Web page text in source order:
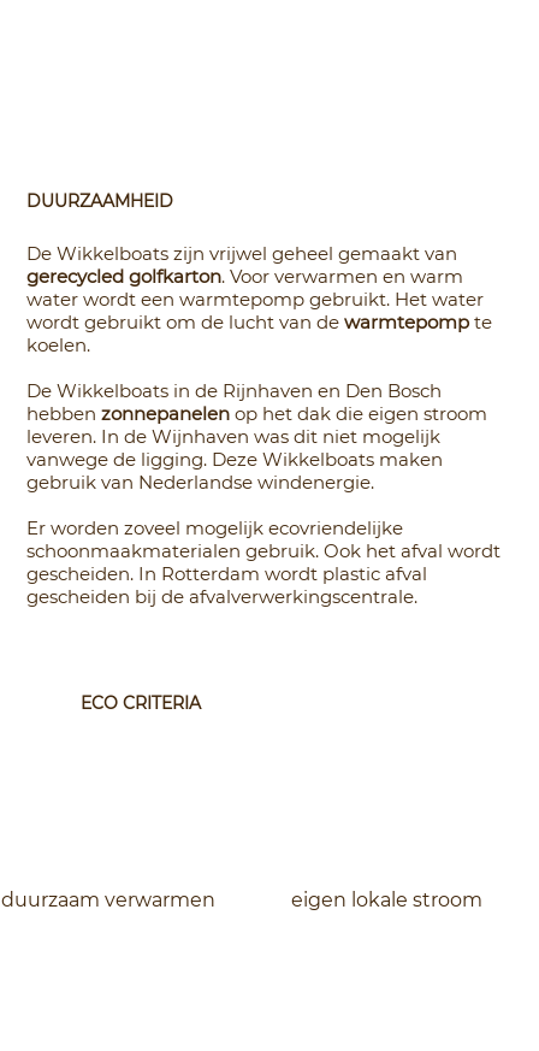
duurzaam verwarmen eigen lokale stroom
De Wikkelboats zijn vrijwel geheel gemaakt van
gerecycled golfkarton. Voor verwarmen en warm
water wordt een warmtepomp gebruikt. Het water
wordt gebruikt om de lucht van dewarmtepompte
koelen.
De Wikkelboats in de Rijnhaven en Den Bosch
hebbenzonnepanelenop het dak die eigen stroom
leveren. In de Wijnhaven was dit niet mogelijk
vanwege de ligging. Deze Wikkelboats maken
gebruik van Nederlandse windenergie.
Er worden zoveel mogelijk ecovriendelijke
schoonmaakmaterialen gebruik. Ook het afval wordt
gescheiden. In Rotterdam wordt plastic afval
gescheiden bij de afvalverwerkingscentrale.
DUURZAAMHEID
ECO CRITERIA